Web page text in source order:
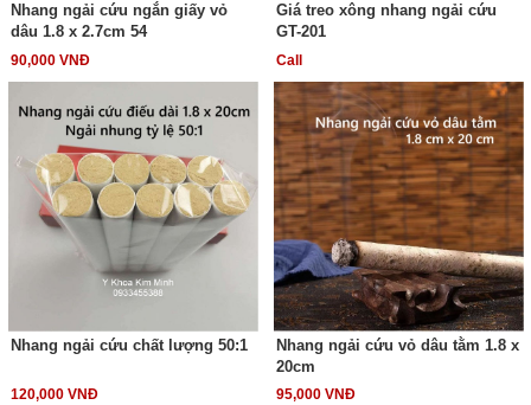
Nhang ngải cứu ngắn giấy vỏ
dâu 1.8 x 2.7cm 54
90,000 VNĐ
Giá treo xông nhang ngải cứu
GT-201
Call
Nhang ngải cứu chất lượng 50:1
120,000 VNĐ
Nhang ngải cứu vỏ dâu tằm 1.8 x
20cm
95,000 VNĐ